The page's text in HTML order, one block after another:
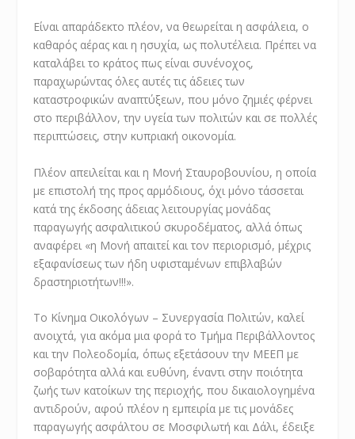
Είναι απαράδεκτο πλέον, να θεωρείται η ασφάλεια, ο
καθαρός αέρας και η ησυχία, ως πολυτέλεια. Πρέπει να
καταλάβει το κράτος πως είναι συνένοχος,
παραχωρώντας όλες αυτές τις άδειες των
καταστροφικών αναπτύξεων, που μόνο ζημιές φέρνει
στο περιβάλλον, την υγεία των πολιτών και σε πολλές
περιπτώσεις, στην κυπριακή οικονομία.
Πλέον απειλείται και η Μονή Σταυροβουνίου, η οποία
με επιστολή της προς αρμόδιους, όχι μόνο τάσσεται
κατά της έκδοσης άδειας λειτουργίας μονάδας
παραγωγής ασφαλιτικού σκυροδέματος, αλλά όπως
αναφέρει «η Μονή απαιτεί και τον περιορισμό, μέχρις
εξαφανίσεως των ήδη υφισταμένων επιβλαβών
δραστηριοτήτων!!!».
Το Κίνημα Οικολόγων – Συνεργασία Πολιτών, καλεί
ανοιχτά, για ακόμα μια φορά το Τμήμα Περιβάλλοντος
και την Πολεοδομία, όπως εξετάσουν την ΜΕΕΠ με
σοβαρότητα αλλά και ευθύνη, έναντι στην ποιότητα
ζωής των κατοίκων της περιοχής, που δικαιολογημένα
αντιδρούν, αφού πλέον η εμπειρία με τις μονάδες
παραγωγής ασφάλτου σε Μοσφιλωτή και Δάλι, έδειξε